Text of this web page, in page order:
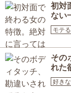
初対
ない
モテる
その
れた
好き